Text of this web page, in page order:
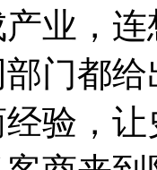
业，
门都
验，